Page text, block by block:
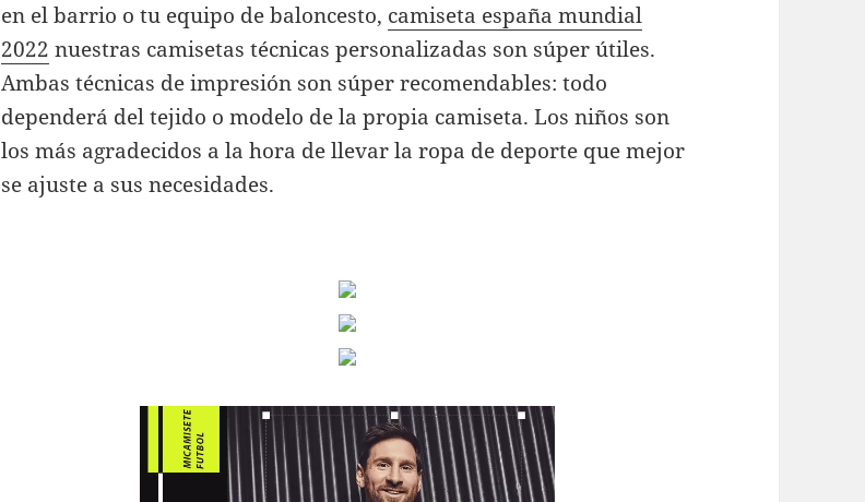
en el barrio o tu equipo de baloncesto, camiseta españa mundial
2022 nuestras camisetas técnicas personalizadas son súper útiles.
Ambas técnicas de impresión son súper recomendables: todo
dependerá del tejido o modelo de la propia camiseta. Los niños son
los más agradecidos a la hora de llevar la ropa de deporte que mejor
se ajuste a sus necesidades.